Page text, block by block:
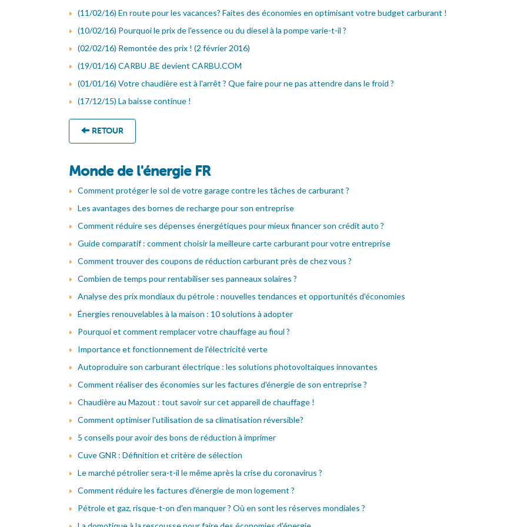
(11/02/16) En route pour les vacances? Faites des économies en optimisant votre budget carburant !
(10/02/16) Pourquoi le prix de l'essence ou du diesel à la pompe varie-t-il ?
(02/02/16) Remontée des prix ! (2 février 2016)
(19/01/16) CARBU .BE devient CARBU.COM
(01/01/16) Votre chaudière est à l'arrêt ? Que faire pour ne pas attendre dans le froid ?
(17/12/15) La baisse continue !
RETOUR
Monde de l'énergie FR
Comment protéger le sol de votre garage contre les tâches de carburant ?
Les avantages des bornes de recharge pour son entreprise
Comment réduire ses dépenses énergétiques pour mieux financer son crédit auto ?
Guide comparatif : comment choisir la meilleure carte carburant pour votre entreprise
Comment trouver des coupons de réduction carburant près de chez vous ?
Combien de temps pour rentabiliser ses panneaux solaires ?
Analyse des prix mondiaux du pétrole : nouvelles tendances et opportunités d'économies
Énergies renouvelables à la maison : 10 solutions à adopter
Pourquoi et comment remplacer votre chauffage au fioul ?
Importance et fonctionnement de l'électricité verte
Autoproduire son carburant électrique : les solutions photovoltaiques innovantes
Comment réaliser des économies sur les factures d'énergie de son entreprise ?
Chaudière au Mazout : tout savoir sur cet appareil de chauffage !
Comment optimiser l'utilisation de sa climatisation réversible?
5 conseils pour avoir des bons de réduction à imprimer
Cuve GNR : Définition et critère de sélection
Le marché pétrolier sera-t-il le même après la crise du coronavirus ?
Comment réduire les factures d'énergie de mon logement ?
Pétrole et gaz, risque-t-on d'en manquer ? Où en sont les réserves mondiales ?